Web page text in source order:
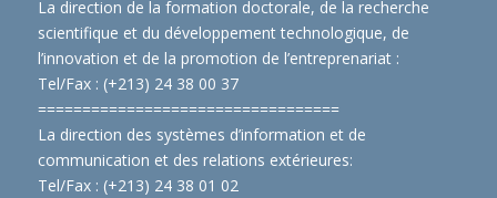
La direction de la formation doctorale, de la recherche
scientifique et du développement technologique, de
l’innovation et de la promotion de l’entreprenariat :
Tel/Fax : (+213) 24 38 00 37
==================================
La direction des systèmes d’information et de
communication et des relations extérieures:
Tel/Fax : (+213) 24 38 01 02